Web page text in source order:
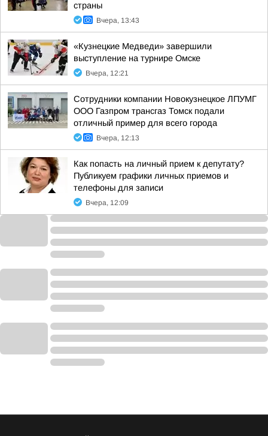
страны
Вчера, 13:43
«Кузнецкие Медведи» завершили
выступление на турнире Омске
Вчера, 12:21
Сотрудники компании Новокузнецкое ЛПУМГ
ООО Газпром трансгаз Томск подали
отличный пример для всего города
Вчера, 12:13
Как попасть на личный прием к депутату?
Публикуем графики личных приемов и
телефоны для записи
Вчера, 12:09